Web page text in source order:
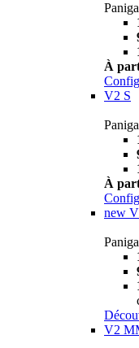
À
V2 S
À
new
V2